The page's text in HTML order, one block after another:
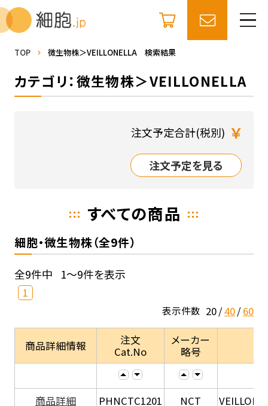
TOP 微生物株＞VEILLONELLA 検索結果
カテゴリ：微生物株＞VEILLONELLA
注文予定合計(税別) ￥
注文予定を見る
すべての商品
細胞・微生物株（全9件）
全9件中 1～9件を表示
1
表示件数 20 40 60
商品詳細情報
注文
Cat.No
メーカー
略号
商品詳細
PHNCTC1201
NCT